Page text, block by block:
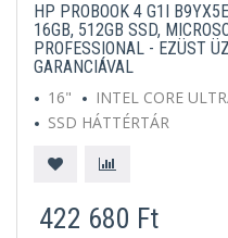
HP PROBOOK 4 G1I
16GB, 512GB SSD,
PROFESSIONAL - EZÜST
GARANCIÁVAL
16"
INTEL CORE
SSD HÁTTÉRTÁR
422 680 Ft